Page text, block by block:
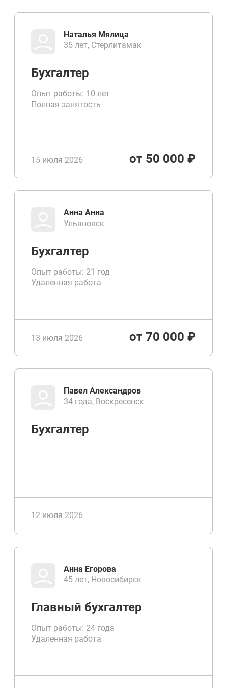
Наталья Мялица
35 лет, Стерлитамак
Бухгалтер
Опыт работы: 10 лет
Полная занятость
15 июля 2026 от 50 000 ₽
Анна Анна
Ульяновск
Бухгалтер
Опыт работы: 21 год
Удаленная работа
13 июля 2026 от 70 000 ₽
Павел Александров
34 года, Воскресенск
Бухгалтер
12 июля 2026
Анна Егорова
45 лет, Новосибирск
Главный бухгалтер
Опыт работы: 24 года
Удаленная работа